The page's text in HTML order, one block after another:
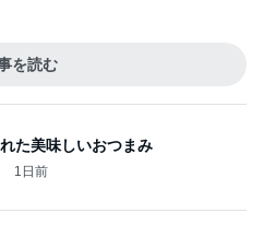
1日前
せてすごい幸せ
1日前